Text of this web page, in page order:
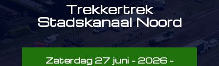
Trekkertrek
Stadskanaal Noord
Zaterdag 27 juni - 2026 -